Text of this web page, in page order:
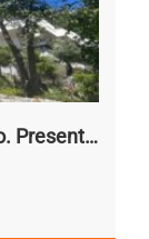
Rif.W BORGO VILLA BENIA Rapallo. Presentazione